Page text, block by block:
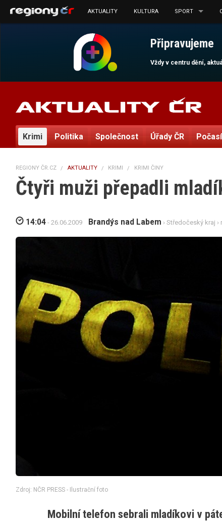
Připravujeme
Vždy v centru dění,
AKTUALITY KULTURA SPORT
Krimi Politika Společnost Úřady ČR Počasí
REGIONY ČR.CZ AKTUALITY KRIMI KRIMI ČINY
Čtyři muži přepadli
14:04 - 26.06.2009 Brandýs nad Labem › Středočeský kraj ›
Zdroj: NČR PRESS - Ilustrační foto
Mobilní telefon sebrali mladíkovi v